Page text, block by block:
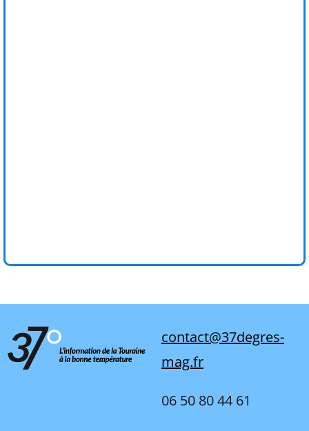
contact@37degres-
mag.fr
06 50 80 44 61